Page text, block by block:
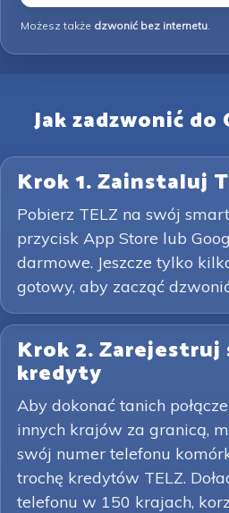
Możesz także dzwonić bez internetu.
Jak zadzwonić do
Krok 1. Zainstaluj
Pobierz TELZ na swój
przycisk App Store lub
darmowe. Jeszcze tylko
gotowy, aby zacząć
Krok 2. Zarejestruj
kredyty
Aby dokonać tanich
innych krajów za granicą,
swój numer telefonu
trochę kredytów TELZ.
telefonu w 150 krajach,